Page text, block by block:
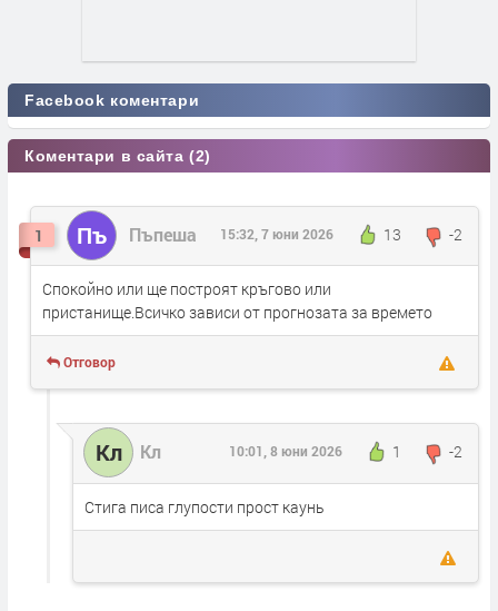
Facebook коментари
Коментари в сайта (2)
1 Пъ Пъпеша 13 -2
15:32, 7 юни 2026
Спокойно или ще построят кръгово или
пристанище.Всичко зависи от прогнозата за времето
Отговор
Кл Кл 1 -2
10:01, 8 юни 2026
Стига писа глупости прост каунь